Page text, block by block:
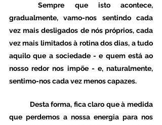
	Sempre que isto acontece,
gradualmente, vamo-nos sentindo cada
vez mais desligados de nós próprios, cada
vez mais limitados à rotina dos dias, a tudo
aquilo que a sociedade - e quem está ao
nosso redor nos impõe - e, naturalmente,
sentimo-nos cada vez menos capazes.
que perdemos a nossa energia para nos